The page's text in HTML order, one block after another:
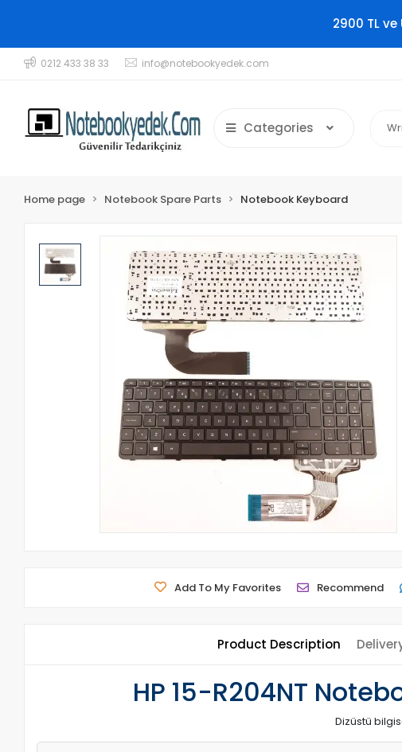
2900 TL
0212 433 38 33 info@notebookyedek.com
Categories
Home page Notebook Spare Parts Notebook Keyboard
Add To My Favorites Recommend
Product Description
HP 15-R204NT
Dizüstü